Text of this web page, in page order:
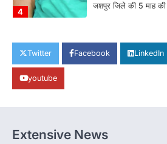
4
जशपुर जिले की 5 माह
CG: छिपली की
पालन से बढ़ी आय और
बनाने की दिशा में जिले के
CHHATTISGARH
Twitter Facebook LinkedIn
youtube
Extensive News